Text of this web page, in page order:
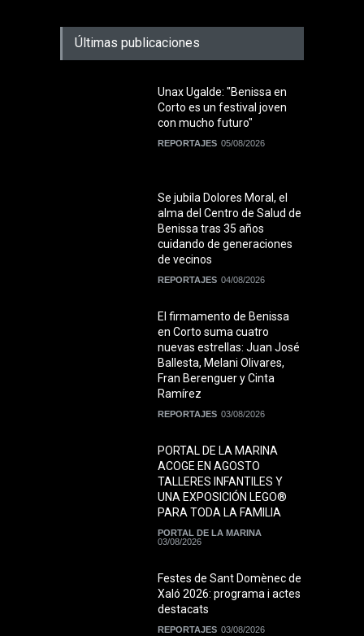
Últimas publicaciones
Unax Ugalde: "Benissa en
Corto es un festival joven
con mucho futuro"
REPORTAJES 05/08/2026
Se jubila Dolores Moral, el
alma del Centro de Salud de
Benissa tras 35 años
cuidando de generaciones
de vecinos
REPORTAJES 04/08/2026
El firmamento de Benissa
en Corto suma cuatro
nuevas estrellas: Juan José
Ballesta, Melani Olivares,
Fran Berenguer y Cinta
Ramírez
REPORTAJES 03/08/2026
PORTAL DE LA MARINA
ACOGE EN AGOSTO
TALLERES INFANTILES Y
UNA EXPOSICIÓN LEGO®
PARA TODA LA FAMILIA
PORTAL DE LA MARINA
03/08/2026
Festes de Sant Domènec de
Xaló 2026: programa i actes
destacats
REPORTAJES 03/08/2026